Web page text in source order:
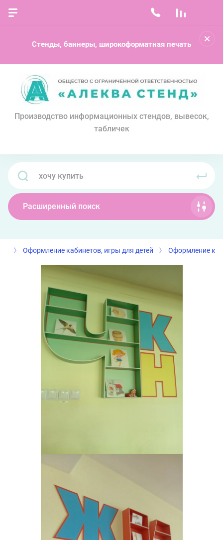
Стенды, баннеры, широкоформатная печать
Производство информационных стендов, вывесок,
табличек
Расширенный поиск
Оформление кабинетов, игры для детей Оформление